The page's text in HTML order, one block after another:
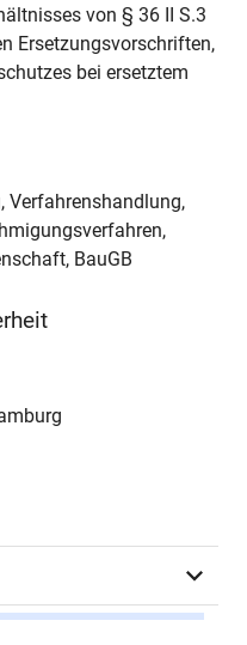
von § 36 II S.3
Ersetzungsvorschriften,
bei ersetztem
Verfahrenshandlung,
BauGB